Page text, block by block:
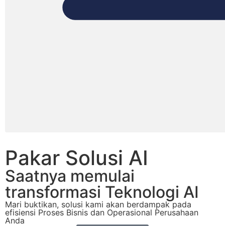
Pakar Solusi AI
Saatnya memulai
transformasi Teknologi AI
Mari buktikan, solusi kami akan berdampak pada
efisiensi Proses Bisnis dan Operasional Perusahaan
Anda